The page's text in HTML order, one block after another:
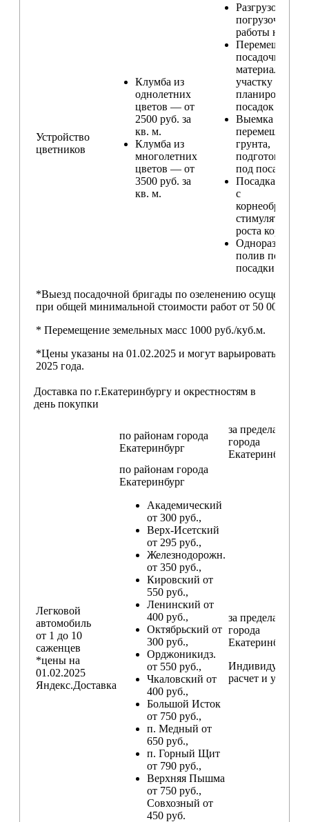
Устройство
цветников
Клумба из
однолетних
цветов — от
2500 руб. за
кв. м.
Клумба из
многолетних
цветов — от
3500 руб. за
кв. м.
Разгрузо-
погрузочные
работы на
Перемещение
посадочного
материала по
участку и
планирование
посадок
Выемка и
перемещение
грунта,
подготовка
под посадку
Посадка
с
стимулятором
роста корней
Одноразовый
полив после
посадки
*Выезд посадочной бригады по озеленению
при общей минимальной стоимости работ от 50 000,00
* Перемещение земельных масс 1000 руб./куб.м.
*Цены указаны на 01.02.2025 и могут варьироваться
2025 года.
Доставка по г.Екатеринбургу и окрестностям в
день покупки
по районам города
Екатеринбург
за пределами
города
Екатеринбург
Легковой
автомобиль
от 1 до 10
саженцев
*цены на
01.02.2025
Яндекс.Доставка
по районам города
Екатеринбург
Академический
от 300 руб.,
Верх-Исетский
от 295 руб.,
Железнодорожн.
от 350 руб.,
Кировский от
550 руб.,
Ленинский от
400 руб.,
Октябрьский от
300 руб.,
Орджоникидз.
от 550 руб.,
Чкаловский от
400 руб.,
Большой Исток
от 750 руб.,
п. Медный от
650 руб.,
п. Горный Щит
от 790 руб.,
Верхняя Пышма
от 750 руб.,
Совхозный от
450 руб.
за пределами
города
Екатеринбург
расчет и условия